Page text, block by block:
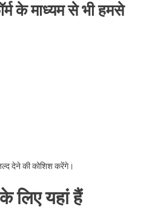
के माध्यम से भी हमसे
देने की कोशिश करेंगे।
लिए यहां हैं